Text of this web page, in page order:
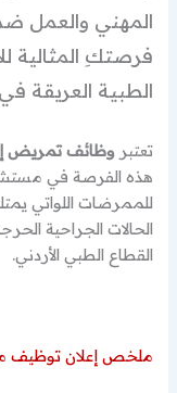
المهني والعمل
فرصتكِ المثالية
الطبية العريقة
تعتبروظائف تمريض إربد
هذه الفرصة في
للممرضات اللواتي
الحالات الجراحية
القطاع الطبي الأردني.
ملخص إعلان توظيف